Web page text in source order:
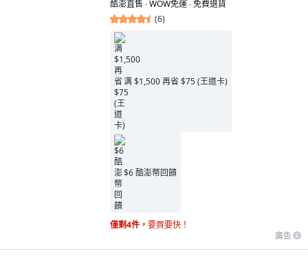
酷澎直售 ∙ WOW免運 ∙ 免費退貨
(6)
满 $1,500 再省 $75 (王道卡)
$6 酷澎幣回饋
僅剩4件， 要買要快！
廣告